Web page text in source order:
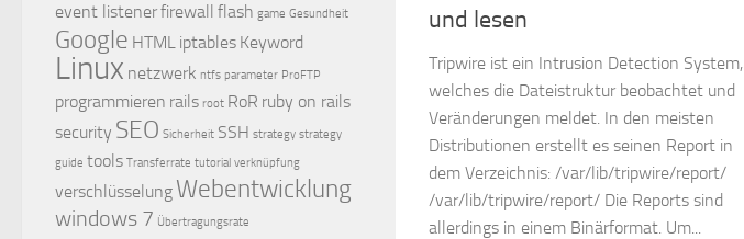
und lesen
Tripwire ist ein Intrusion Detection System,
welches die Dateistruktur beobachtet und
Veränderungen meldet. In den meisten
Distributionen erstellt es seinen Report in
dem Verzeichnis: /var/lib/tripwire/report/
/var/lib/tripwire/report/ Die Reports sind
allerdings in einem Binärformat. Um...
event listenerfirewall flash game Gesundheit
Google HTML iptables Keyword
Linux netzwerk ntfs parameter ProFTP
programmieren rails root RoR ruby on rails
security SEO Sicherheit SSH strategy strategy
guide tools Transferrate tutorial verknüpfung
verschlüsselung Webentwicklung
windows 7 Übertragungsrate